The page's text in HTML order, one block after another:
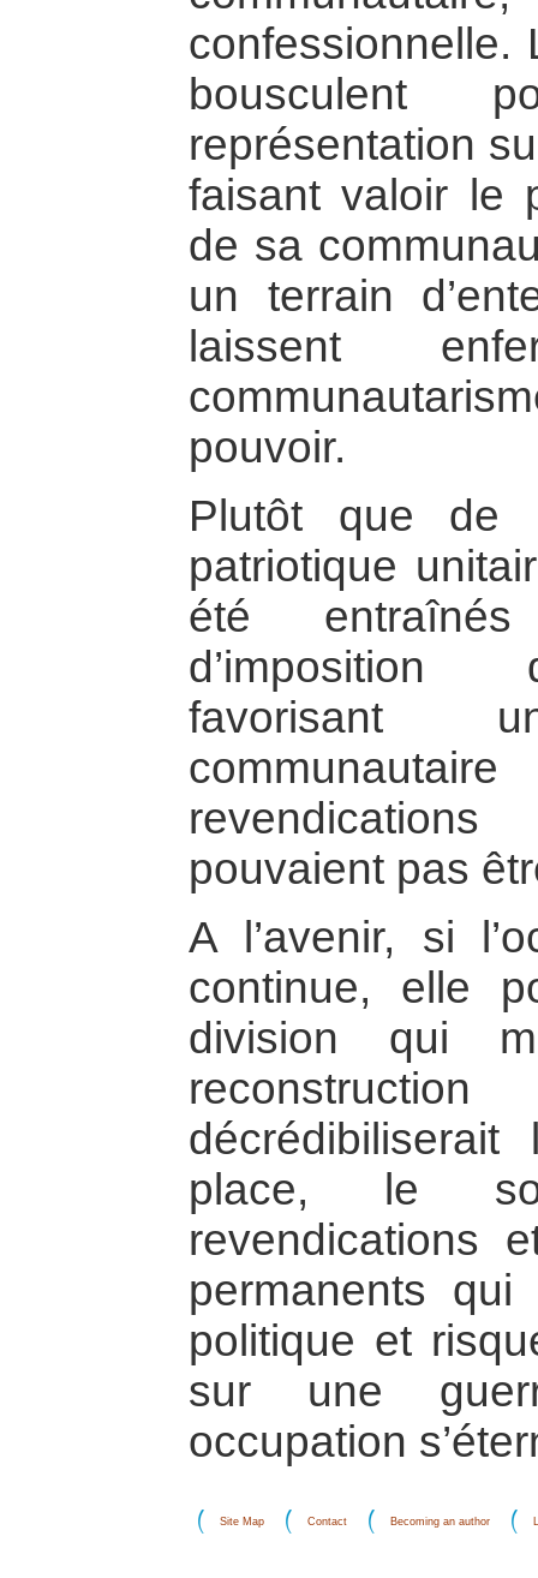
confessionnelle.
bousculent
représentation
faisant valoir le
de sa
un terrain
laissent
pouvoir.
Plutôt que de
patriotique
été
d’imposition
favorisant
pouvaient pas
A l’avenir, si
continue, elle
division qui
place, le
revendications
permanents
politique et
sur une
occupation
Site Map Contact Becoming an author